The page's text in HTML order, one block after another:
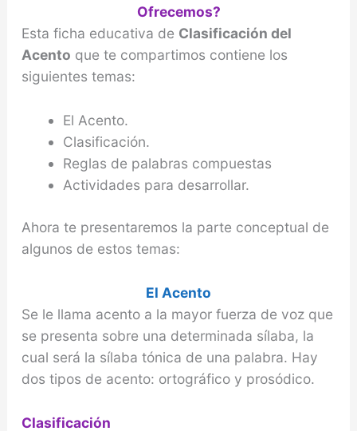
Ofrecemos?
Esta ficha educativa de Clasificación del
Acento que te compartimos contiene los
siguientes temas:
El Acento.
Clasificación.
Reglas de palabras compuestas
Actividades para desarrollar.
Ahora te presentaremos la parte conceptual de
algunos de estos temas:
El Acento
Se le llama acento a la mayor fuerza de voz que
se presenta sobre una determinada sílaba, la
cual será la sílaba tónica de una palabra. Hay
dos tipos de acento: ortográfico y prosódico.
Clasificación